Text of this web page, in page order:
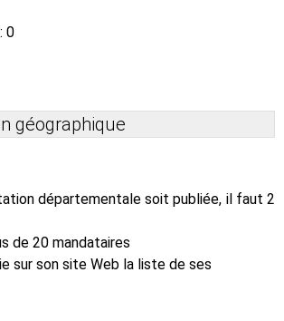
0
géographique
départementale soit publiée, il faut 2
de 20 mandataires
sur son site Web la liste de ses